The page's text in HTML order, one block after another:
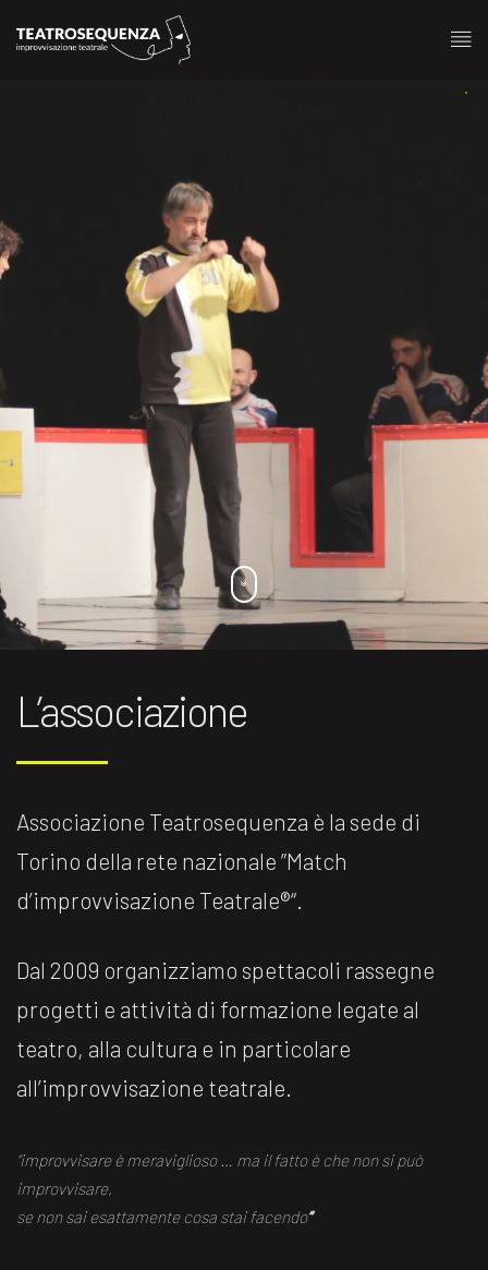
L’associazione
Associazione Teatrosequenza è la sede di
Torino della rete nazionale ”Match
d’improvvisazione Teatrale®️“.
Dal 2009 organizziamo spettacoli rassegne
progetti e attività di formazione legate al
teatro, alla cultura e in particolare
all’improvvisazione teatrale.
“improvvisare è meraviglioso … ma il fatto è che non si può
improvvisare,
se non sai esattamente cosa stai facendo“